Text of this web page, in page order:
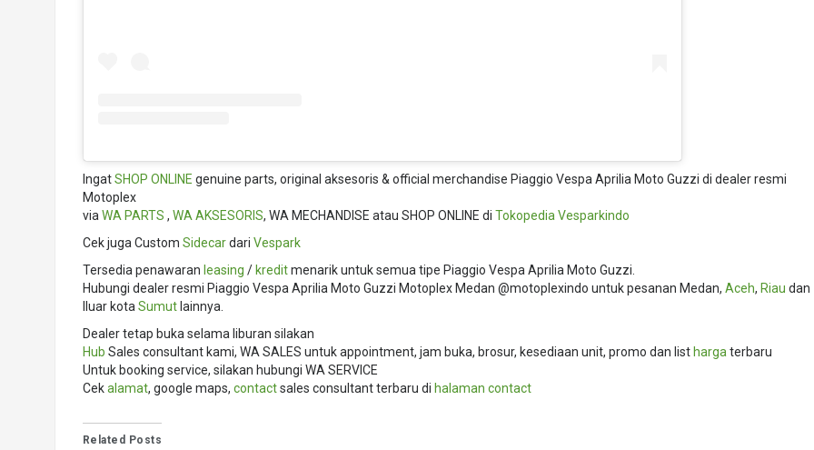
IngatSHOP ONLINE genuine parts, original aksesoris & official merchandise Piaggio Vespa Aprilia Moto Guzzi di dealer resmi
Motoplex
via WA PARTS , WA AKSESORIS, WA MECHANDISE atau SHOP ONLINE di Tokopedia Vesparkindo
Cek juga Custom Sidecardari Vespark
Tersedia penawaran leasing / kreditmenarik untuk semua tipe Piaggio Vespa Aprilia Moto Guzzi.
Hubungi dealer resmi Piaggio Vespa Aprilia Moto Guzzi Motoplex Medan @motoplexindo untuk pesanan Medan, Aceh, Riau dan
lluar kota Sumutlainnya.
Dealer tetap buka selama liburan silakan
Hub Sales consultant kami, WA SALES untuk appointment, jam buka, brosur, kesediaan unit, promo dan list harga terbaru
Untuk booking service, silakan hubungi WA SERVICE
Cekalamat, google maps, contactsales consultant terbaru di halaman contact
Related Posts